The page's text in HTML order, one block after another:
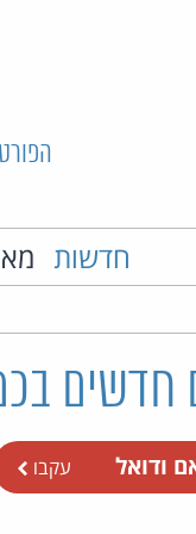
חדשות
חדשים
ודואל עקבו